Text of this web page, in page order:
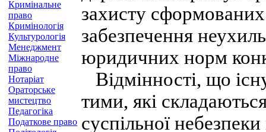
Кримінальне
право
Кримінологія
Культурологія
Менеджмент
Міжнародне
право
Нотаріат
Ораторське
мистецтво
Педагогіка
Податкове право
захисту
забезпечення
юридичних норм
Відмінності, що
тими, які
суспільної